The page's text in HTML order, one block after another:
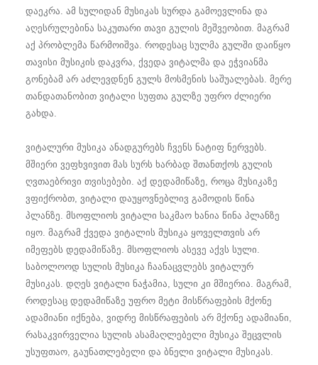
დაეკრა. ამ სულიდან მუსიკას სურდა გამოევლინა და
აღესრულებინა საკუთარი თავი გულის მეშვეობით. მაგრამ
აქ პრობლემა წარმოიშვა. როდესაც სულმა გულში დაიწყო
თავისი მუსიკის დაკვრა, ქვედა ვიტალმა და ეჭვიანმა
გონებამ არ აძლევდნენ გულს მოსმენის საშუალებას. მერე
თანდათანობით ვიტალი სუფთა გულზე უფრო ძლიერი
გახდა.
ვიტალური მუსიკა ანადგურებს ჩვენს ნატიფ ნერვებს.
მშიერი ვეფხვივით მას სურს ხარბად შთანთქოს გულის
ღვთაებრივი თვისებები. აქ დედამიწაზე, როცა მუსიკაზე
ვფიქრობთ, ვიტალი დაუყოვნებლივ გამოდის წინა
პლანზე. მსოფლიოს ვიტალი საკმაო ხანია წინა პლანზე
იყო. მაგრამ ქვედა ვიტალის მუსიკა ყოველთვის არ
იმეფებს დედამიწაზე. მსოფლიოს ასევე აქვს სული.
საბოლოოდ სულის მუსიკა ჩაანაცვლებს ვიტალურ
მუსიკას. დღეს ვიტალი ნაჭამია, სული კი მშიერია. მაგრამ,
როდესაც დედამიწაზე უფრო მეტი მისწრაფების მქონე
ადამიანი იქნება, ვიდრე მისწრაფების არ მქონე ადამიანი,
რასაკვირველია სულის ასამაღლებელი მუსიკა შეცვლის
უსუფთაო, გაუნათლებელი და ბნელი ვიტალი მუსიკას.